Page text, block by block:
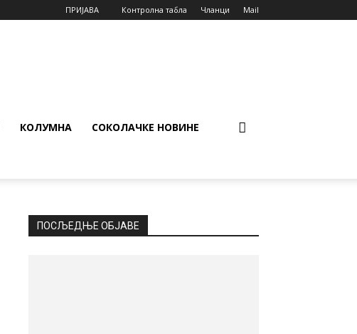
ПРИЈАВА Контролна табла Чланци Mail
КОЛУМНА СОКОЛАЧКЕ НОВИНЕ
ПОСЉЕДЊЕ ОБЈАВЕ